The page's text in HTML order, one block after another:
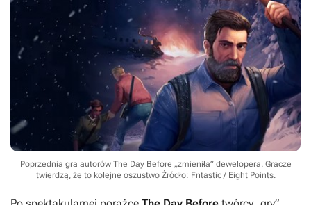
Poprzednia gra autorów The Day Before „zmieniła” dewelopera. Gracze
twierdzą, że to kolejne oszustwo Źródło: Fntastic / Eight Points.